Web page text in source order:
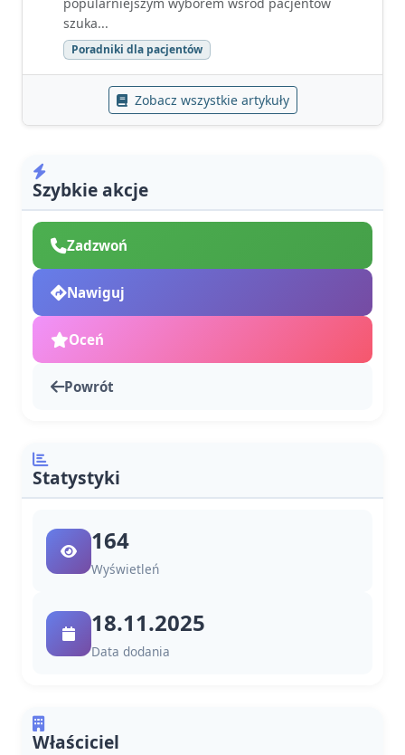
szuka...
Poradniki dla pacjentów
Zobacz wszystkie artykuły
Szybkie akcje
Zadzwoń
Nawiguj
Oceń
Powrót
Statystyki
164
Wyświetleń
18.11.2025
Data dodania
Właściciel